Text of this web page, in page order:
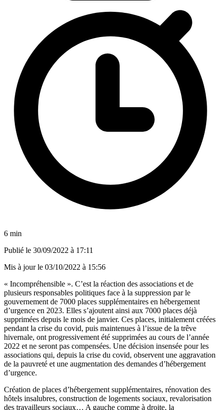
6 min
Publié le 30/09/2022 à 17:11
Mis à jour le 03/10/2022 à 15:56
« Incompréhensible ». C’est la réaction des associations et de
plusieurs responsables politiques face à la suppression par le
gouvernement de 7000 places supplémentaires en hébergement
d’urgence en 2023. Elles s’ajoutent ainsi aux 7000 places déjà
supprimées depuis le mois de janvier. Ces places, initialement créées
pendant la crise du covid, puis maintenues à l’issue de la trêve
hivernale, ont progressivement été supprimées au cours de l’année
2022 et ne seront pas compensées. Une décision insensée pour les
associations qui, depuis la crise du covid, observent une aggravation
de la pauvreté et une augmentation des demandes d’hébergement
d’urgence.
Création de places d’hébergement supplémentaires, rénovation des
hôtels insalubres, construction de logements sociaux, revalorisation
des travailleurs sociaux… A gauche comme à droite, la